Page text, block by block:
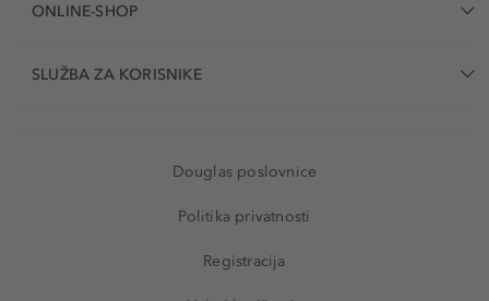
ONLINE-SHOP
SLUŽBA ZA KORISNIKE
Douglas poslovnice
Politika privatnosti
Registracija